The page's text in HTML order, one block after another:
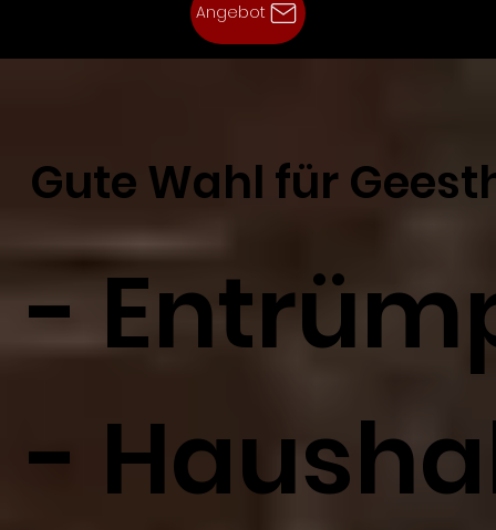
Angebot
Gute Wahl für
-
-